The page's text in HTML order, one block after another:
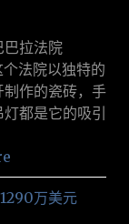
巴拉法院
法院以独特的
作的瓷砖，手
都是它的吸引
万美元